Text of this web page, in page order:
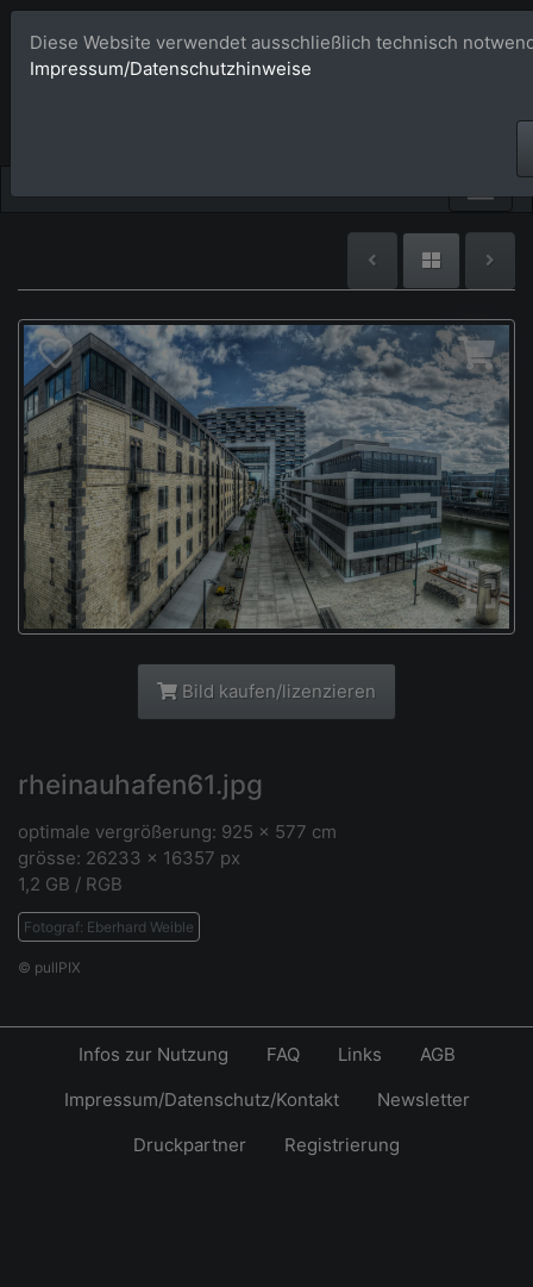
Bildagentur
Bild kaufen/lizenzieren
rheinauhafen61.jpg
optimale vergrößerung: 925 x 577 cm
grösse: 26233 x 16357 px
1,2 GB / RGB
Fotograf: Eberhard Weible
© pullPIX
Diese Website verwendet ausschließlich technisch
Impressum/Datenschutzhinweise
Infos zur Nutzung FAQ Links
AGB
Impressum/Datenschutz/Kontakt
Newsletter
Druckpartner
Registrierung